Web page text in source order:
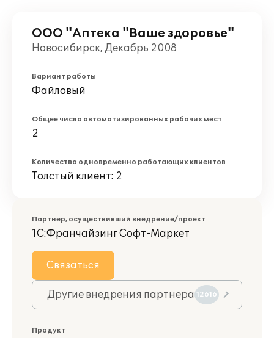
ООО "Аптека "Ваше здоровье"
Новосибирск, Декабрь 2008
Вариант работы
Файловый
Общее число автоматизированных рабочих мест
2
Количество одновременно работающих клиентов
Толстый клиент: 2
Партнер, осуществивший внедрение/проект
1С:Франчайзинг Софт-Маркет
Связаться
Другие внедрения партнера 12616
Продукт